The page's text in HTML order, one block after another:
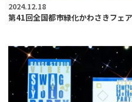
2024.12.18
第41回全国都市緑化かわさきフェ